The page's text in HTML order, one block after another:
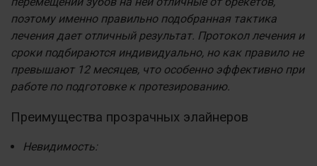
поэтому именно правильно подобранная тактика
лечения дает отличный результат. Протокол лечения и
сроки подбираются индивидуально, но как правило не
превышают 12 месяцев, что особенно эффективно при
работе по подготовке к протезированию.
Преимущества прозрачных элайнеров
Невидимость: